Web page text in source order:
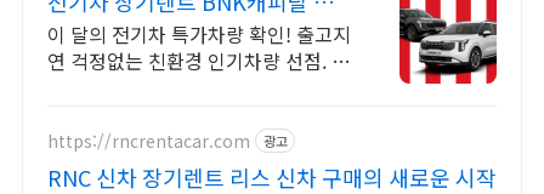
기차 인기모델 타임특가
이 달의 전기차 특가차량 확인! 출고지
연 걱정없는 친환경 인기차량 선점. 전
https://rncrentacar.com 광고
RNC 신차 장기렌트 리스 신차 구매의 새로운 시작